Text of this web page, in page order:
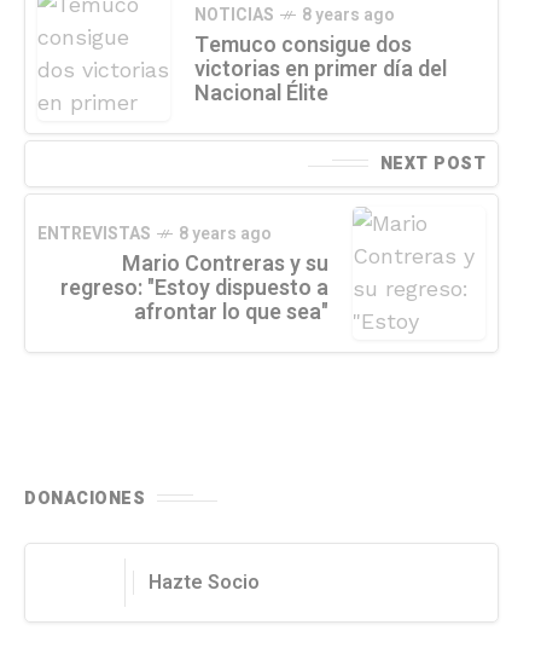
NOTICIAS 8 years ago
Temuco consigue dos
victorias en primer día del
Nacional Élite
NEXT POST
ENTREVISTAS 8 years ago
Mario Contreras y su
regreso: "Estoy dispuesto a
afrontar lo que sea"
DONACIONES
Hazte Socio